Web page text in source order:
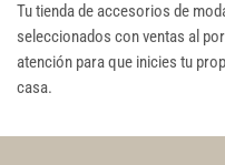
Tu tienda de accesorios de
seleccionados con ventas al
atención para que inicies tu
casa.